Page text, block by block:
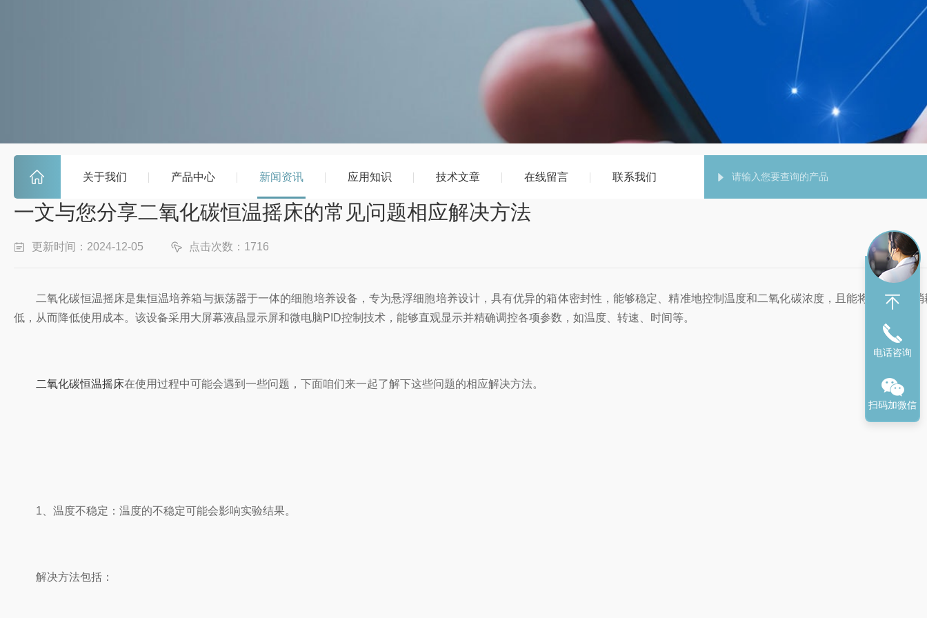
关于我们 产品中心 新闻资讯 应用知识 技术文章 在线留言 联系我们
一文与您分享二氧化碳恒温摇床的常见问题相应解决方法
更新时间：2024-12-05 点击次数：1716
二氧化碳恒温摇床是集恒温培养箱与振荡器于一体的细胞培养设备，专为悬浮细胞培养设计，具有优异的箱体密封性，能够稳定、精准地控制温度和二氧化碳浓度，且能将二氧化碳消
低，从而降低使用成本。该设备采用大屏幕液晶显示屏和微电脑PID控制技术，能够直观显示并精确调控各项参数，如温度、转速、时间等。
二氧化碳恒温摇床在使用过程中可能会遇到一些问题，下面咱们来一起了解下这些问题的相应解决方法。
1、温度不稳定：温度的不稳定可能会影响实验结果。
解决方法包括：
电话咨询
扫码加微信